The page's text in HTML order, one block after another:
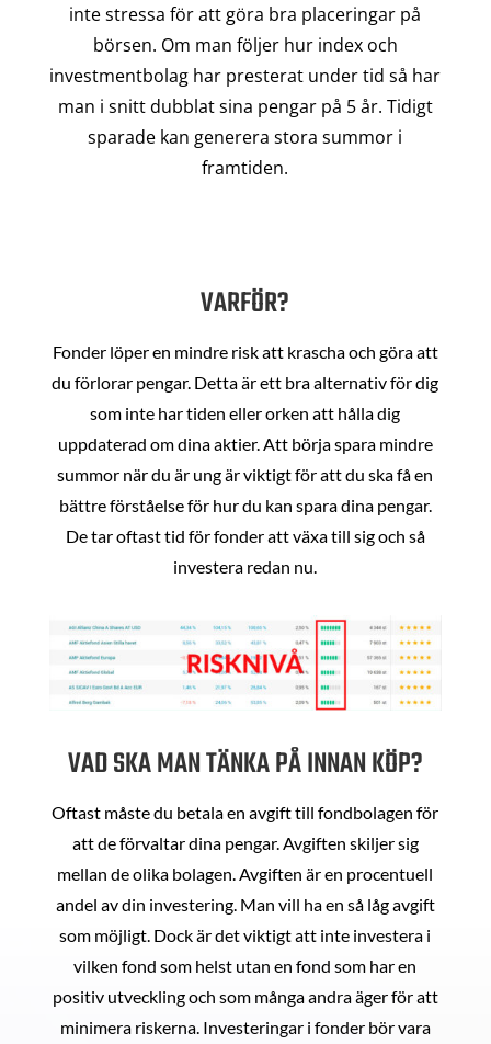
inte stressa för att göra bra placeringar på
börsen. Om man följer hur index och
investmentbolag har presterat under tid så har
man i snitt dubblat sina pengar på 5 år. Tidigt
sparade kan generera stora summor i
framtiden.
VARFÖR?
Fonder löper en mindre risk att krascha och göra att
du förlorar pengar. Detta är ett bra alternativ för dig
som inte har tiden eller orken att hålla dig
uppdaterad om dina aktier. Att börja spara mindre
summor när du är ung är viktigt för att du ska få en
bättre förståelse för hur du kan spara dina pengar.
De tar oftast tid för fonder att växa till sig och så
investera redan nu.
VAD SKA MAN TÄNKA PÅ INNAN KÖP?
Oftast måste du betala en avgift till fondbolagen för
att de förvaltar dina pengar. Avgiften skiljer sig
mellan de olika bolagen. Avgiften är en procentuell
andel av din investering. Man vill ha en så låg avgift
som möjligt. Dock är det viktigt att inte investera i
vilken fond som helst utan en fond som har en
positiv utveckling och som många andra äger för att
minimera riskerna. Investeringar i fonder bör vara